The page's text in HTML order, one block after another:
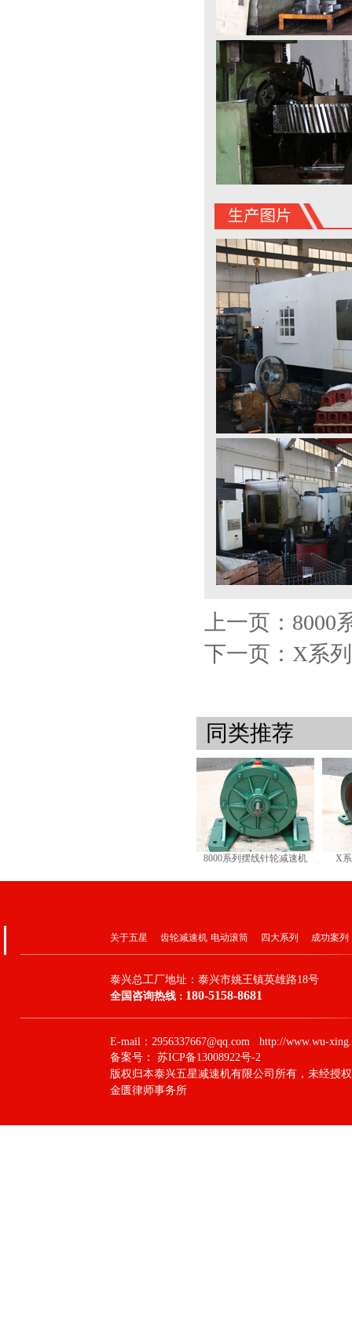
上一页：
下一页：X系
同类推荐
8000系列摆线针轮减速机 X
关于五星 齿轮减速机 电动滚筒 四大系列 成功案列
泰兴总工厂地址： 泰兴市姚王镇英雄路18号
全国咨询热线 ： 180-5158-8681
E-mail：2956337667@qq.com http://www.wu-
备案号： 苏ICP备13008922号-2
版权归本泰兴五星减速机有限公司所有，未经授
金匮律师事务所